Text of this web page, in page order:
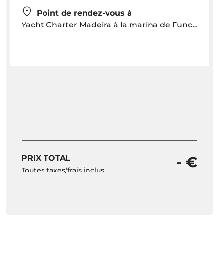
Point de rendez-vous à
Yacht Charter Madeira à la marina de Funchal vers 22h30
PRIX TOTAL
Toutes taxes/frais inclus - €